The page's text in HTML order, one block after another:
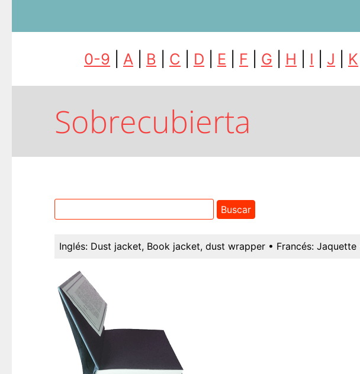
0-9 A B C D E F G H I J K
Sobrecubierta
Inglés: Dust jacket, Book jacket, dust wrapper • Francés: Jaquette